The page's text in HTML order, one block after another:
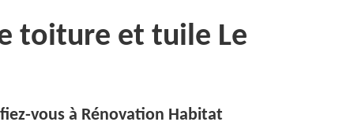
toiture et tuile Le
vous à Rénovation Habitat